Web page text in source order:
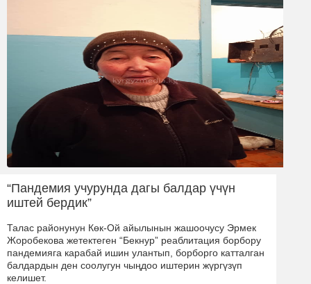
“Пандемия учурунда дагы балдар үчүн
иштей бердик”
Талас районунун Көк-Ой айылынын жашоочусу Эрмек
Жоробекова жетектеген “Бекнур” реаблитация борбору
пандемияга карабай ишин улантып, борборго катталган
балдардын ден соолугун чыңдоо иштерин жүргүзүп
келишет.